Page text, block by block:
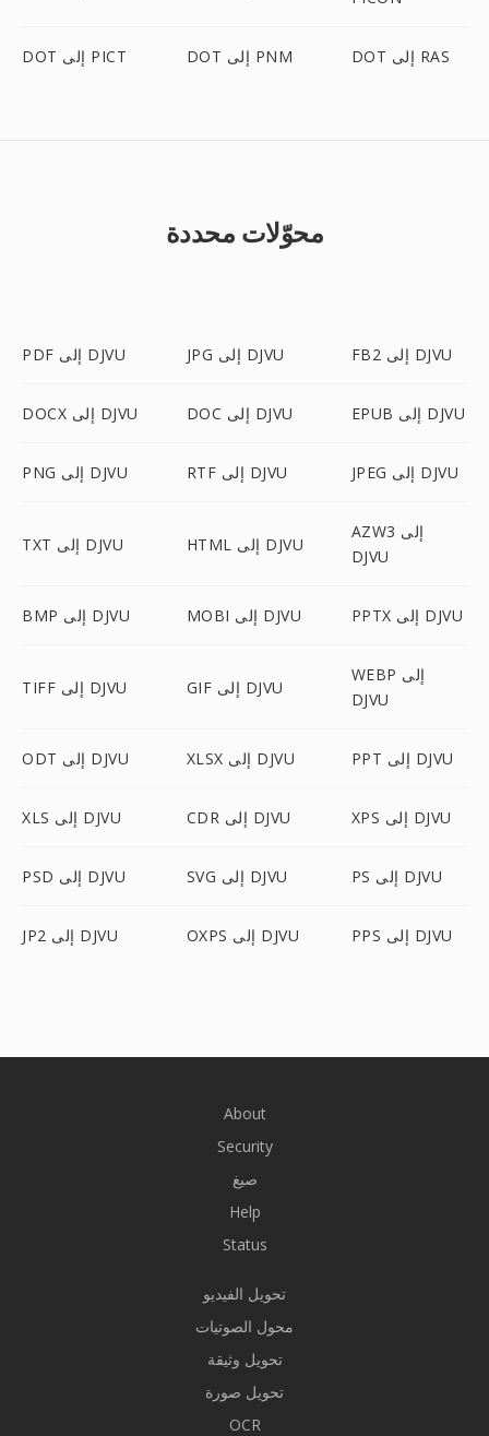
DOT إلى PICT DOT إلى PNM DOT إلى RAS
محوّلات محددة
PDF إلى DJVU JPG إلى DJVU FB2 إلى DJVU
DOCX إلى DJVU DOC إلى DJVU EPUB إلى DJVU
PNG إلى DJVU RTF إلى DJVU JPEG إلى DJVU
TXT إلى DJVU HTML إلى DJVU
AZW3 إلى
DJVU
BMP إلى DJVU MOBI إلى DJVU PPTX إلى DJVU
TIFF إلى DJVU GIF إلى DJVU
WEBP إلى
DJVU
ODT إلى DJVU XLSX إلى DJVU PPT إلى DJVU
XLS إلى DJVU CDR إلى DJVU XPS إلى DJVU
PSD إلى DJVU SVG إلى DJVU PS إلى DJVU
JP2 إلى DJVU OXPS إلى DJVU PPS إلى DJVU
About
Security
صيغ
Help
Status
تحويل الفيديو
محول الصوتيات
تحويل وثيقة
تحويل صورة
OCR